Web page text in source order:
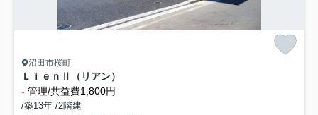
沼田市桜町
ＬｉｅｎⅡ（リアン）
- 管理/共益費1,800円
/築13年 /2階建